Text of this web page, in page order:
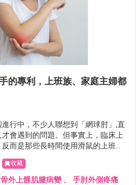
的專利，上班族、家庭主婦都
行中，不少人聯想到「網球肘」,直
會遇到的問題。但事實上，臨床上
而是那些長時間使用滑鼠的上班
,甚至是每天擰毛巾、提重物的家庭
收藏
外上髁肌腱病變、 手肘外側疼痛